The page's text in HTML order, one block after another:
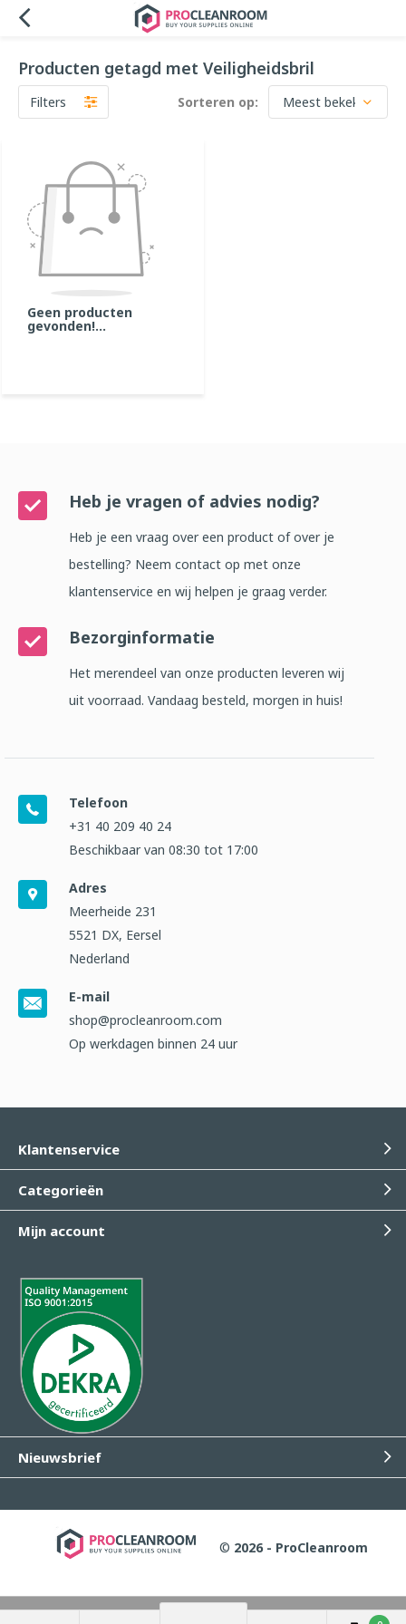
Producten getagd met Veiligheidsbril
Filters Sorteren op:
Geen producten
gevonden!...
Heb je vragen of advies nodig?
Heb je een vraag over een product of over je
bestelling? Neem contact op met onze
klantenservice en wij helpen je graag verder.
Bezorginformatie
Het merendeel van onze producten leveren wij
uit voorraad. Vandaag besteld, morgen in huis!
Telefoon
+31 40 209 40 24
Beschikbaar van 08:30 tot 17:00
Adres
Meerheide 231
5521 DX, Eersel
Nederland
E-mail
shop@procleanroom.com
Op werkdagen binnen 24 uur
Klantenservice
Categorieën
Mijn account
Nieuwsbrief
© 2026 - ProCleanroom
Wij slaan cookies op om onze website te verbeteren. Is dat